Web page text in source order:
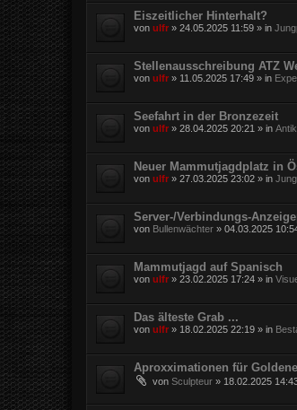
Eiszeitlicher Hinterhalt?
von ulfr » 24.05.2025 11:59 » in
Stellenausschreibung ATZ
von ulfr » 11.05.2025 17:49 » in
Seefahrt in der Bronzezeit
von ulfr » 28.04.2025 20:21 » in
Neuer Mammutjagdplatz in
von ulfr » 27.03.2025 23:02 » in
Server-/Verbindungs-
von Bullenwächter » 04.03.2025
Mammutjagd auf Spanisch
von ulfr » 23.02.2025 17:24 » in
Das älteste Grab ...
von ulfr » 18.02.2025 22:19 » in
Aproxximationen für
von Sculpteur » 18.02.2025